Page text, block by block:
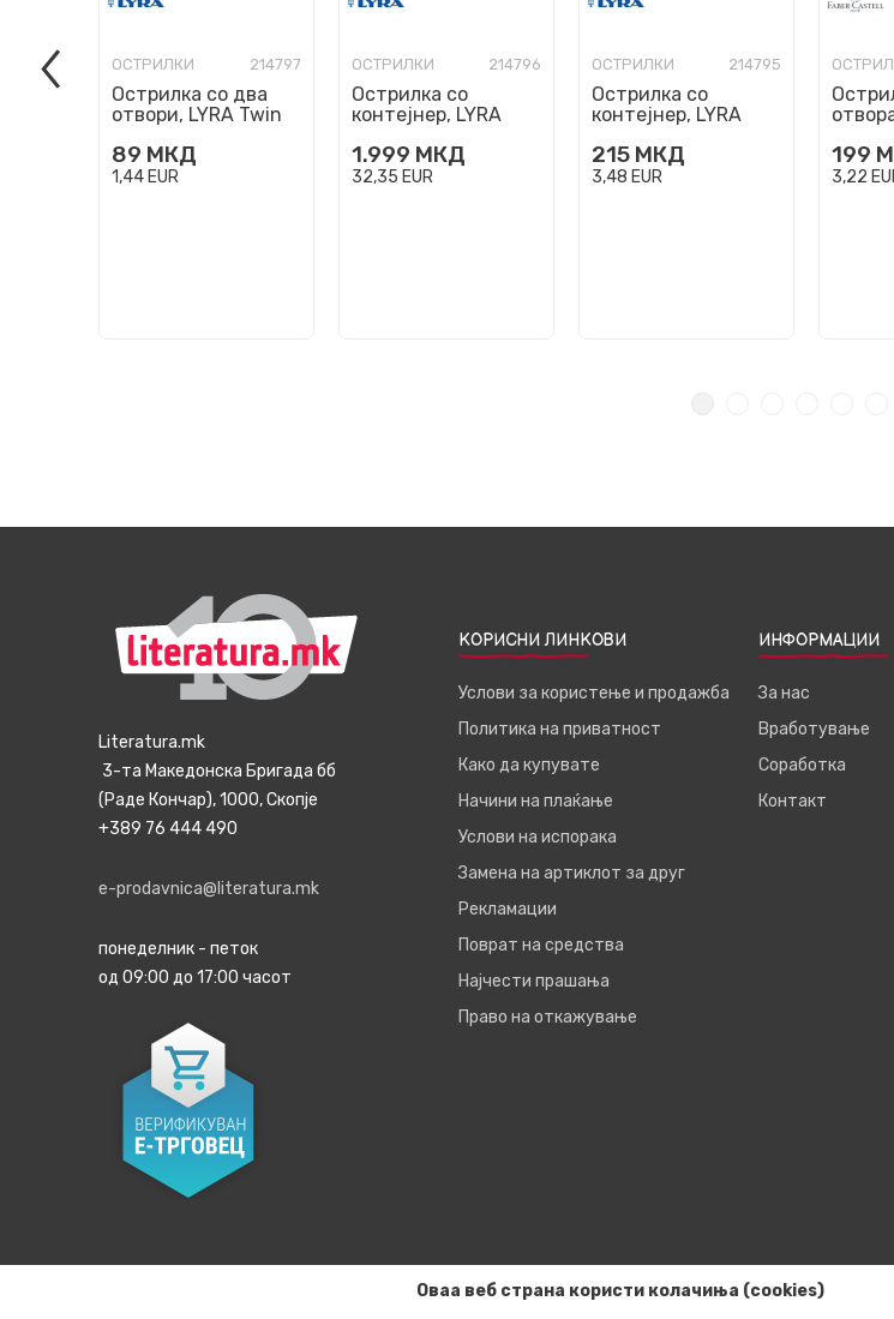
ОСТРИЛКИ 214797
Острилка со два
отвори, LYRA Twin
89 МКД
1,44 EUR
ОСТРИЛКИ 214796
Острилка со
контејнер, LYRA
1.999 МКД
32,35 EUR
ОСТРИЛКИ 214795
Острилка со
контејнер, LYRA
215 МКД
3,48 EUR
199
3,22
Literatura.mk
3-та Македонска Бригада бб
(Раде Кончар), 1000, Скопје
+389 76 444 490
e-prodavnica@literatura.mk
понеделник - петок
од 09:00 до 17:00 часот
КОРИСНИ ЛИНКОВИ
Услови за користење и продажба
Политика на приватност
Како да купувате
Начини на плаќање
Услови на испорака
Замена на артиклот за друг
Рекламации
Поврат на средства
Најчести прашања
Право на откажување
ИНФОРМАЦИИ
За нас
Вработување
Соработка
Контакт
Оваа веб страна користи колачиња (cookies)